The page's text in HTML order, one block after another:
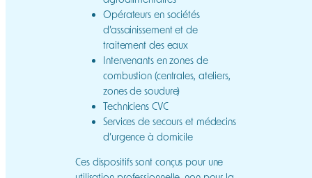
Opérateurs en sociétés
d’assainissement et de
traitement des eaux
Intervenants en zones de
combustion (centrales, ateliers,
zones de soudure)
Techniciens CVC
Services de secours et médecins
d’urgence à domicile
Ces dispositifs sont conçus pour une